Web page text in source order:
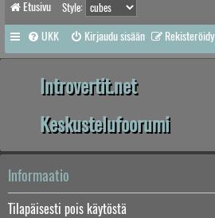
Etusivu Style:
UKK Kirjaudu sisään Rekisteröidy
Introvertit.net
Keskustelufoorumi
Informaatio
Tilapäisesti pois käytöstä